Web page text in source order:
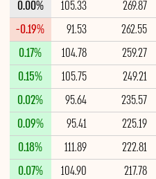
269.87
105.33
0.00%
262.55
91.53
-0.19%
259.27
104.78
0.17%
249.21
105.75
0.15%
235.57
95.64
0.02%
225.19
95.41
0.09%
222.81
111.89
0.18%
217.78
104.90
0.07%